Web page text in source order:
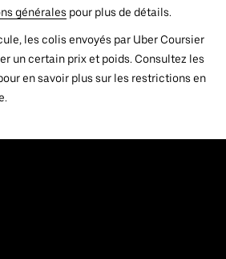
générales pour plus de détails.
les colis envoyés par Uber Coursier
un certain prix et poids. Consultez les
en savoir plus sur les restrictions en